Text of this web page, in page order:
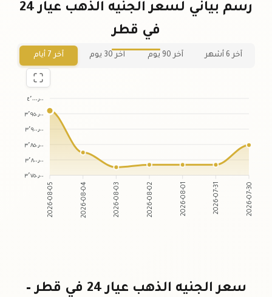
رسم بياني لسعر الجنيه الذهب عيار 24
في قطر
آخر 6 أشهر آخر 90 يوم آخر 30 يوم آخر 7 أيام
٤٬٠٠٠٫٠٠
٣٬٩٥٠٫٠٠
٣٬٩٠٠٫٠٠
٣٬٨٥٠٫٠٠
٣٬٨٠٠٫٠٠
٣٬٧٥٠٫٠٠
2026-08-05 2026-08-04 2026-08-03 2026-08-02 2026-08-01 2026-07-31 2026-07-30
سعر الجنيه الذهب عيار 24 في قطر –